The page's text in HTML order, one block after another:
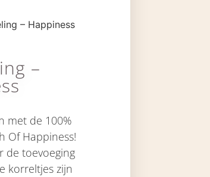
– Happiness
–
met de 100%
Of Happiness!
de toevoeging
korreltjes zijn